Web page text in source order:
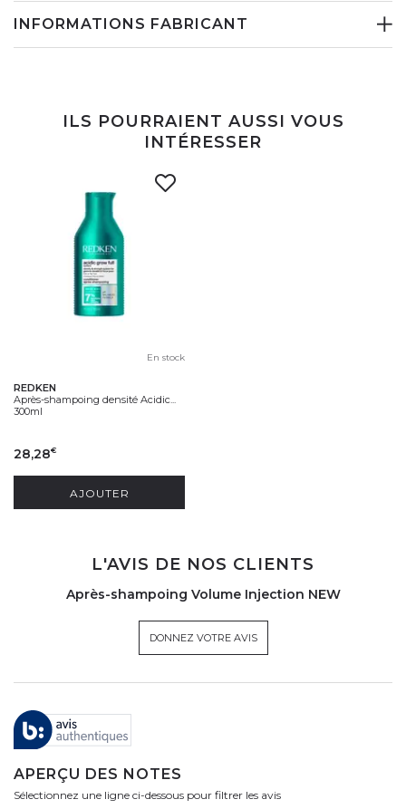
INFORMATIONS FABRICANT
ILS POURRAIENT AUSSI VOUS
INTÉRESSER
En stock
REDKEN
Après-shampoing densité Acidic...
300ml
28,28€
AJOUTER
L'AVIS DE NOS CLIENTS
Après-shampoing Volume Injection NEW
DONNEZ VOTRE AVIS
APERÇU DES NOTES
Sélectionnez une ligne ci-dessous pour filtrer les avis